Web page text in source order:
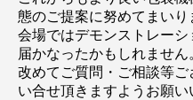
態のご提案に努めてまいり
会場ではデモンストレー
届かなったかもしれません
改めてご質問・ご相談等
い合せ頂きますようお願い